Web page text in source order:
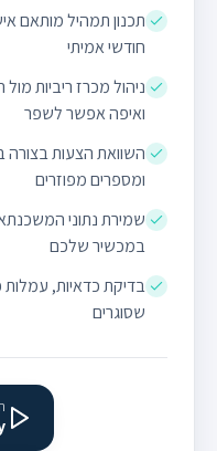
תכנון תמהיל מותאם
חודשי אמיתי
ניהול מכרז ריביות
ואיפה אפשר לשפר
השוואת הצעות בצורה
ומספרים מפוזרים
שמירת נתוני
במכשיר שלכם
בדיקת כדאיות, עמלות
שסוגרים